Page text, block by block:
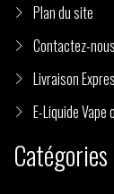
Plan du site
Contactez-nous
Livraison
E-Liquide Vape
Catégories